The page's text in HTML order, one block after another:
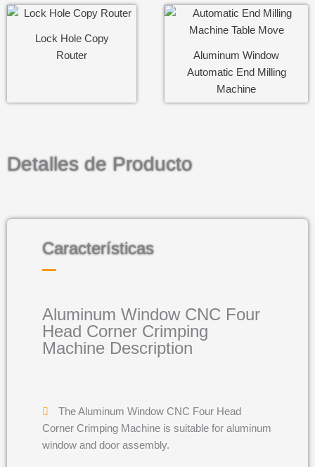
By Email
By WhatsApp
Lock Hole Copy
Router
Aluminum Window
Automatic End Milling
Machine
Detalles de Producto
Características
Aluminum Window CNC Four
Head Corner Crimping
Machine Description
The Aluminum Window CNC Four Head
Corner Crimping Machine is suitable for aluminum
window and door assembly.